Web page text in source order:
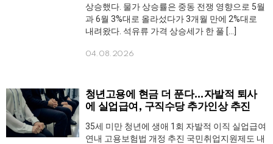
상승했다. 물가 상승률은 중동 전쟁 영향으로 5월
과 6월 3%대로 올라섰다가 3개월 만에 2%대로
내려왔다. 석유류 가격 상승세가 한 풀 […]
04.08.2026
청년고용에 현금 더 푼다…자발적 퇴사
에 실업급여, 구직수당 추가인상 추진
35세 미만 청년에 생애 1회 자발적 이직 실업급여
연내 고용보험법 개정 추진 국민취업지원제도 내